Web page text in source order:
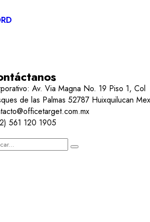
Av. Via Magna No. 19 Piso 1, Col
de las Palmas 52787 Huixquilucan
561 120 1905